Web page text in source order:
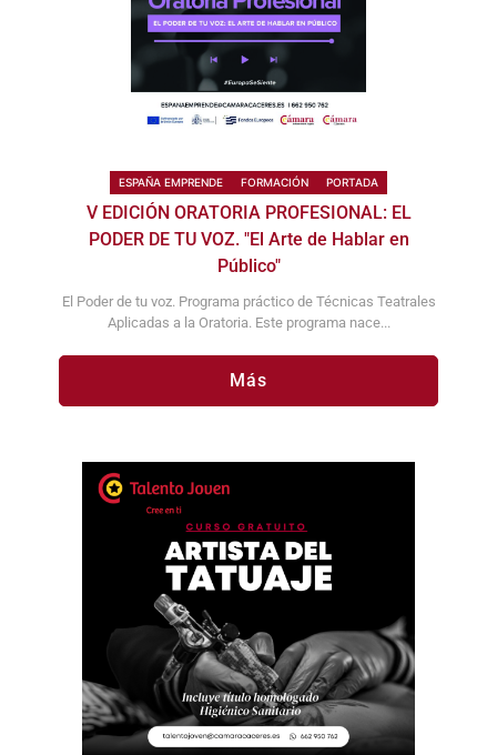
ESPAÑA EMPRENDE FORMACIÓN PORTADA
V EDICIÓN ORATORIA PROFESIONAL: EL
PODER DE TU VOZ. "El Arte de Hablar en
Público"
El Poder de tu voz. Programa práctico de Técnicas Teatrales
Aplicadas a la Oratoria. Este programa nace...
Más